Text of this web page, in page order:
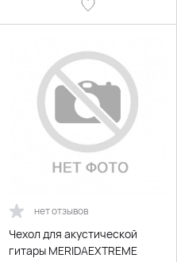
нет отзывов
Чехол для акустической
гитары MERIDAEXTREME